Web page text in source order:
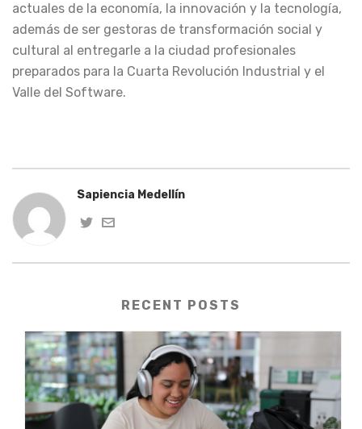
actuales de la economía, la innovación y la tecnología,
además de ser gestoras de transformación social y
cultural al entregarle a la ciudad profesionales
preparados para la Cuarta Revolución Industrial y el
Valle del Software.
Sapiencia Medellín
RECENT POSTS